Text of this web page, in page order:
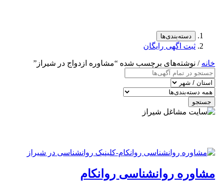
دسته‌بندی‌ها
ثبت اگهی رایگان
خانه / نوشته‌های برچسب شده “مشاوره ازدواج در شیراز”
جستجو
مشاوره روانشناسی روانکام